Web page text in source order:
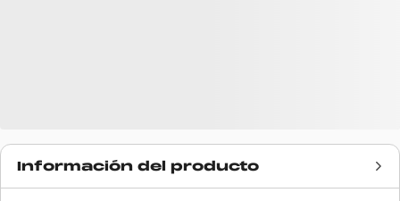
Información del producto